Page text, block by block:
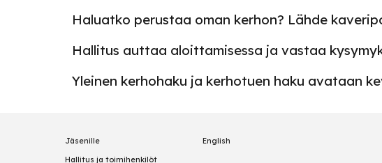
Haluatko perustaa oman kerhon? Lähde
Hallitus auttaa aloittamisessa ja vastaa
Yleinen kerhohaku ja kerhotuen haku avataan
Jäsenille
Hallitus ja toimihenkilöt
English